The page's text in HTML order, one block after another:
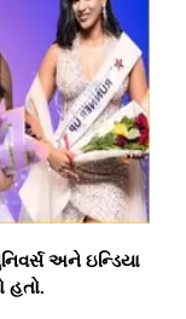
અને ઇન્ડિયા
હતો.